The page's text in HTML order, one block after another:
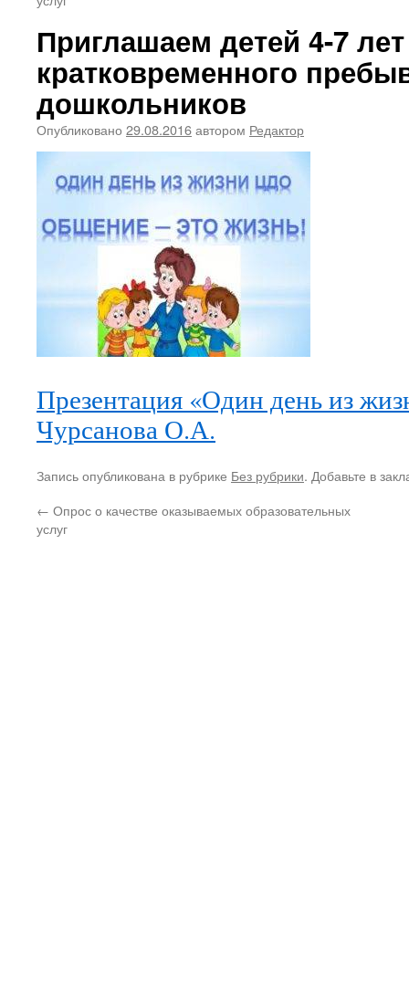
Приглашаем детей 4-7
кратковременного
дошкольников
Опубликовано 29.08.2016автором Редактор
Презентация «Один день из
Чурсанова О.А.
Запись опубликована в рубрике Без рубрики. Добавьте в
← Опрос о качестве оказываемых образовательных
услуг